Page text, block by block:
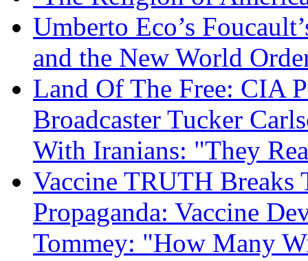
Umberto Eco’s
and the New World
Land Of The Free: CIA
Broadcaster Tucker
With Iranians: "They
Vaccine TRUTH
Propaganda: Vaccine
Tommey: "How Many